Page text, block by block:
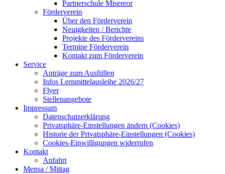
Partnerschule Misereor
Förderverein
Über den Förderverein
Neuigkeiten / Berichte
Projekte des Fördervereins
Termine Förderverein
Kontakt zum Förderverein
Service
Anträge zum Ausfüllen
Infos Lernmittelausleihe 2026/27
Flyer
Stellenangebote
Impressum
Datenschutzerklärung
Privatsphäre-Einstellungen ändern (Cookies)
Historie der Privatsphäre-Einstellungen (Cookies)
Cookies-Einwilligungen widerrufen
Kontakt
Anfahrt
Mensa / Mittag